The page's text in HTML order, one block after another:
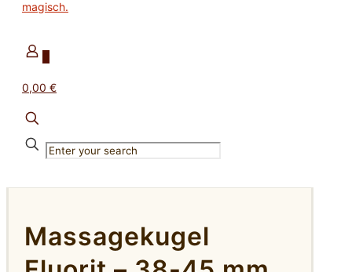
0,00 €
Massagekugel